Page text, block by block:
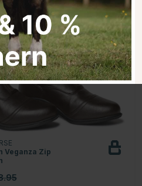
Veganza Zip